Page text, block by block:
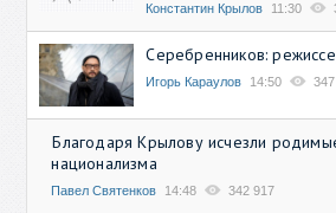
Константин Крылов 11:30
Серебренников:
Игорь Караулов 14:50
Благодаря Крылову исчезли
национализма
Павел Святенков 14:48 342 917